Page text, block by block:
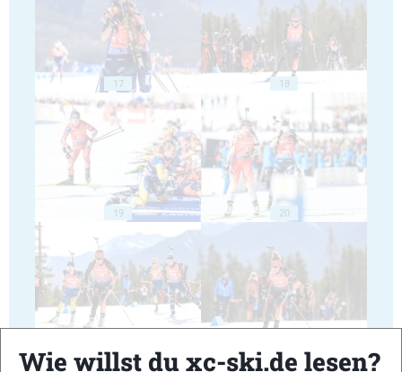
17 18
19 20
Wie willst du xc-ski.de lesen?